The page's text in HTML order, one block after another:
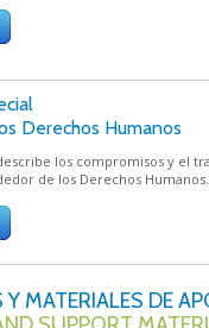
Derechos Humanos
los compromisos y el
de los Derechos Humanos.
MATERIALES DE